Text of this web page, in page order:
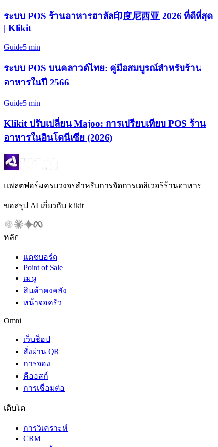
ระบบ POS ร้านอาหารฮาลัล印度尼西亚 2026 ที่ดีที่สุด
| Klikit
Guide5 min
ระบบ POS บนคลาวด์ไทย: คู่มือสมบูรณ์สำหรับร้าน
อาหารในปี 2566
Guide5 min
Klikit ปรับเปลี่ยน Majoo: การเปรียบเทียบ POS ร้าน
อาหารในอินโดนีเซีย (2026)
แพลตฟอร์มครบวงจรสำหรับการจัดการเดลิเวอรี่ร้านอาหาร
ขอสรุป AI เกี่ยวกับ klikit
หลัก
แดชบอร์ด
Point of Sale
เมนู
สินค้าคงคลัง
หน้าจอครัว
Omni
เว็บช็อป
สั่งผ่าน QR
การจอง
คีออสก์
การเชื่อมต่อ
เติบโต
การวิเคราะห์
CRM